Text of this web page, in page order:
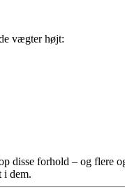
vægter højt:
disse forhold – og flere
i dem.